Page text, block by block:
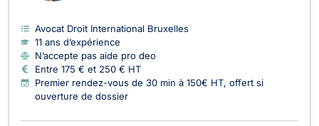
Avocat Droit International Bruxelles
11 ans d’expérience
N’accepte pas aide pro deo
Entre 175 € et 250 € HT
Premier rendez-vous de 30 min à 150€ HT, offert si
ouverture de dossier